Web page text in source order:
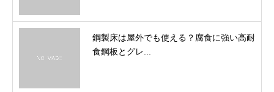
鋼製床は屋外でも使える？腐食に強い高耐
食鋼板とグレ...